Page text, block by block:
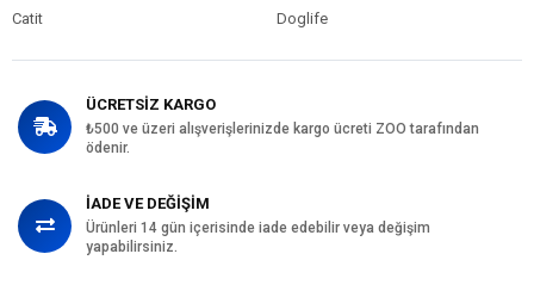
Catit
Doglife
ÜCRETSİZ KARGO
₺500 ve üzeri alışverişlerinizde kargo ücreti ZOO tarafından
ödenir.
İADE VE DEĞİŞİM
Ürünleri 14 gün içerisinde iade edebilir veya değişim
yapabilirsiniz.